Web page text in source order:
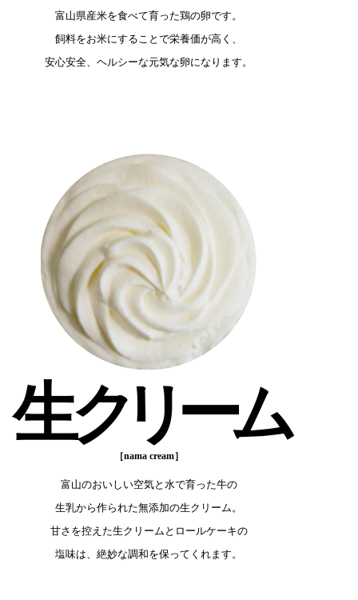
富山県産米を食べて育った鶏の卵です。
飼料をお米にすることで栄養価が高く、
安心安全、ヘルシーな元気な卵になります。
生クリーム
富山のおいしい空気と水で育った牛の
生乳から作られた無添加の生クリーム。
甘さを控えた生クリームとロールケーキの
塩味は、絶妙な調和を保ってくれます。